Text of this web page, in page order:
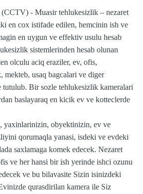
- Muasir tehlukesizlik – nezaret
en cox istifade edilen, hemcinin ish ve
en uygun ve effektiv usulu hesab
sistemlerinden hesab olunan
olculu aciq eraziler, ev, ofis,
mekteb, usaq bagcalari ve diger
tutulub. Bir sozle tehlukesizlik kameralari
baslayaraq en kicik ev ve kotteclerde
yaxinlarinizin, obyektinizin, ev ve
qorumaqla yanasi, isdeki ve evdeki
saxlamaga komek edecek. Nezaret
ve her hansi bir ish yerinde ishci ozunu
ve bu bilavasite Sizin isinizdeki
qurasdirilan kamera ile Siz